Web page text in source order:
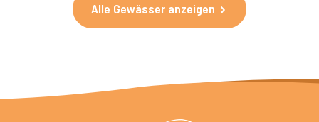
Alle Gewässer anzeigen